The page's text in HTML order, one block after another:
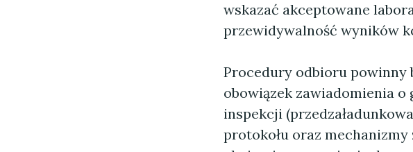
wskazać akceptowane
przewidywalność wyników
Procedury odbioru powinny
obowiązek zawiadomienia
inspekcji
protokołu oraz mechanizmy